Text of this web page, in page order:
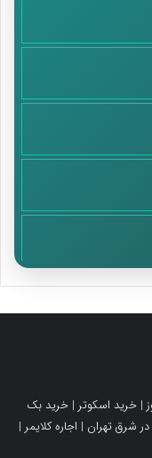
| خرید اسکوتر | خرید بک
در شرق تهران | اجاره کلایمر |